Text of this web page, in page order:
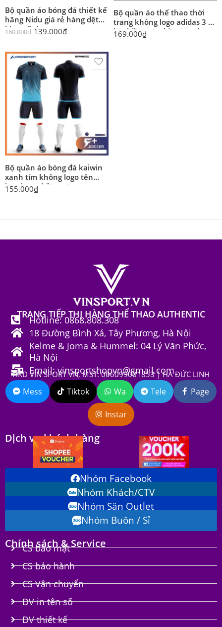
Bộ quần áo bóng đá thiết kế
hãng Nidu giá rẻ hàng dệt
kim mã dragon
160.000₫ 139.000₫
Bộ quần áo thể thao thời
trang không logo adidas 3 ba
lá nhiều màu hồng xanh
169.000₫
Bộ quần áo bóng đá kaiwin
xanh tím không logo tên
bamboo nhiều màu
155.000₫
TRANG TIẾP THỊ HÀNG THỂ THAO AUTHENTIC
Hotline: 0868.808.308
18 Đường Bình Xá, Tây Phương, Hà Nội
Kelme & Joma & Hummel: 04 Lý Văn Phức,
Hà Nội
Email: vinsportshopvn@gmail.com
HKD VIN SPORT VN, MST: 006099001853 | HÀ ĐỨC LINH
Mess Tiktok Wa Tele Page
Instar
Dịch vụ khách hàng
Nhóm Facebook
Nhóm Khách/CTV
Nhóm Săn Outlet
Nhóm Buôn / Sỉ
Chính sách & Service
CS bảo mật
CS bảo hành
CS Vận chuyển
DV in tên số
DV thiết kế